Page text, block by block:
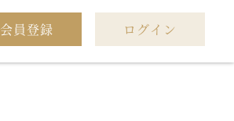
会員登録 ログイン